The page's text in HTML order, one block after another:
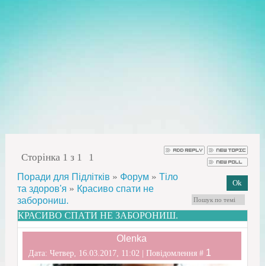
Сторінка 1 з 1 1
Поради для Підлітків » Форум » Тіло
та здоров'я » Красиво спати не
заборониш.
КРАСИВО СПАТИ НЕ ЗАБОРОНИШ.
Olenka
Дата: Четвер, 16.03.2017, 11:02 | Повідомлення # 1